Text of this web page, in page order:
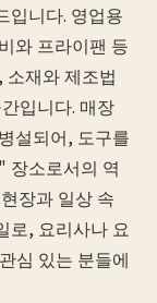
입니다. 영업용
와 프라이팬 등
소재와 제조법
입니다. 매장
설되어, 도구를
장소로서의 역
장과 일상 속
로, 요리사나 요
심 있는 분들에